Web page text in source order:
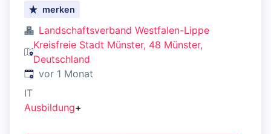
merken
Landschaftsverband Westfalen-Lippe
Kreisfreie Stadt Münster, 48 Münster,
Deutschland
Veröffentlicht:
vor 1 Monat
IT
Ausbildung+